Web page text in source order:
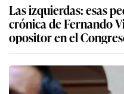
Las izquierdas: esas
crónica de Fernando
opositor en el